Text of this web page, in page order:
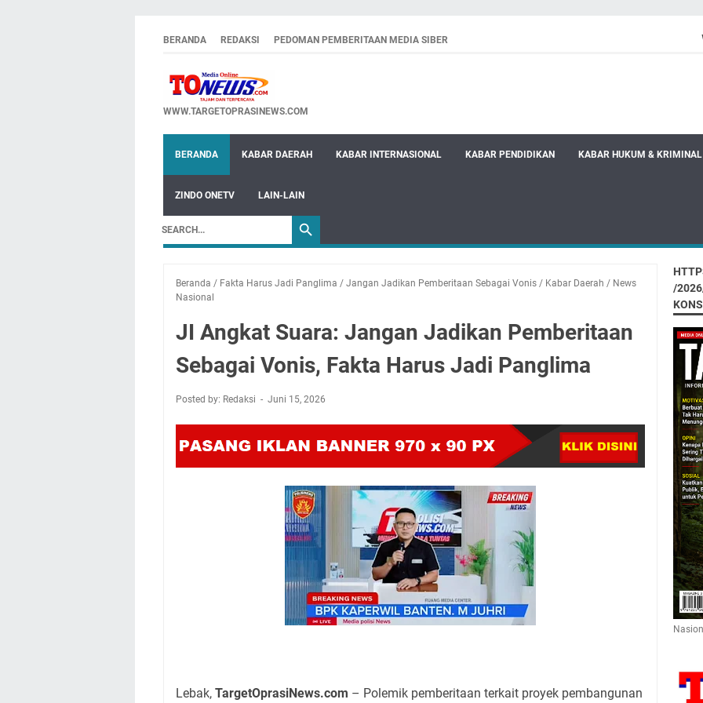
BERANDA REDAKSI PEDOMAN PEMBERITAAN MEDIA SIBER
WWW.TARGETOPRASINEWS.COM
BERANDA KABAR DAERAH KABAR INTERNASIONAL KABAR PENDIDIKAN KABAR HUKUM & KRIMINAL
ZINDO ONETV LAIN-LAIN
Beranda / Fakta Harus Jadi Panglima / Jangan Jadikan Pemberitaan Sebagai Vonis / Kabar Daerah / News
Nasional
JI Angkat Suara: Jangan Jadikan Pemberitaan
Sebagai Vonis, Fakta Harus Jadi Panglima
Posted by: Redaksi Juni 15, 2026
Lebak, TargetOprasiNews.com – Polemik pemberitaan terkait proyek pembangunan
/